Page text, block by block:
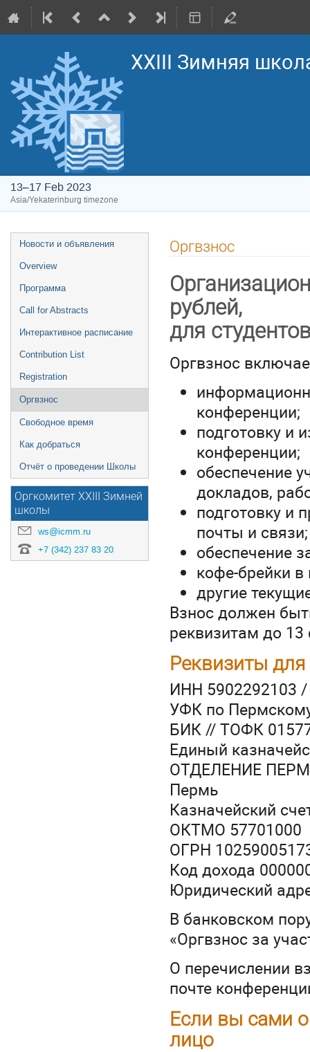
XXIII Зимняя
13–17 Feb 2023
Asia/Yekaterinburg timezone
Event
menu
Новости и объявления
Overview
Программа
Call for Abstracts
Интерактивное расписание
Contribution List
Registration
Оргвзнос
Свободное время
Как добраться
Отчёт о проведении Школы
Оргкомитет XXIII Зимней
школы
ws@icmm.ru
+7 (342) 237 83 20
Оргвзнос
рублей,
для
Оргвзнос
конференции;
подготовку и
конференции;
обеспечение
докладов,
подготовку и
почты и связи;
обеспечение
кофе-брейки
другие
Взнос должен
реквизитам до
Реквизиты
ИНН 5902292103
УФК по
БИК // ТОФК
Единый
ОТДЕЛЕНИЕ
Пермь
Казначейский
ОКТМО 57701000
ОГРН
Код дохода
Юридический
В банковском
«Оргвзнос за
О перечислении
почте
Если вы сами
лицо